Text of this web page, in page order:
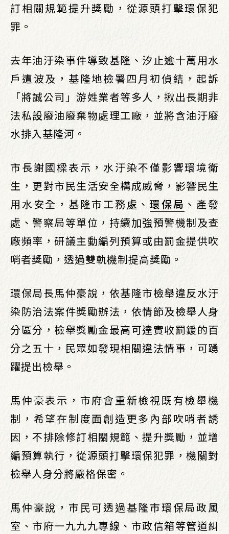
訂相關規範提升獎勵，從源頭打擊環保犯
罪。
去年油汙染事件導致基隆、汐止逾十萬用水
戶遭波及，基隆地檢署四月初偵結，起訴
「將誠公司」游姓業者等多人，揪出長期非
法私設廢油廢棄物處理工廠，並將含油汙廢
水排入基隆河。
市長謝國樑表示，水汙染不僅影響環境衛
生，更對市民生活安全構成威脅，影響民生
用水安全，基隆市工務處、環保局 、產發
處、警察局等單位，持續加強預警機制及查
廠頻率，研議主動編列預算或由罰金提供吹
哨者獎勵，透過雙軌機制提高獎勵。
環保局長馬仲豪說，依基隆市檢舉違反水汙
染防治法案件獎勵辦法，依情節及檢舉人身
分區分，檢舉獎勵金最高可達實收罰鍰的百
分之五十，民眾如發現相關違法情事，可踴
躍提出檢舉。
馬仲豪表示，市府會重新檢視既有檢舉機
制，希望在制度面創造更多內部吹哨者誘
因，不排除修訂相關規範、提升獎勵，並增
編預算執行，從源頭打擊環保犯罪，機關對
檢舉人身分將嚴格保密。
馬仲豪說，市民可透過基隆市環保局政風
室、市府一九九九專線、市政信箱等管道糾